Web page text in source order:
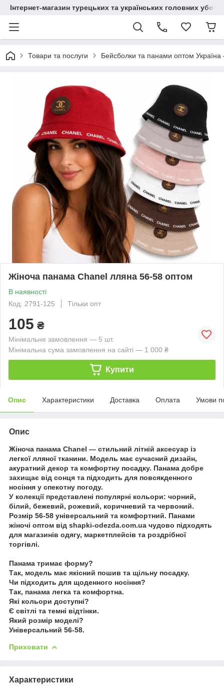
Інтернет-магазин турецьких та українських головних
Товари та послуги Бейсболки та панами оптом
Жіноча панама Chanel лляна 56-58 оптом
В наявності
Код: 2791-125
Тільки опт
105 ₴
Мінімальне замовлення — 5 шт.
Мінімальна сума замовлення на сайті — 1 000 ₴
Купити
Опис Характеристики Доставка Оплата Умови
Опис
Жіноча панама Chanel — стильний літній аксесуар із
легкої лляної тканини. Модель має сучасний дизайн,
акуратний декор та комфортну посадку. Панама добре
захищає від сонця та підходить для повсякденного
носіння у спекотну погоду.
У колекції представлені популярні кольори: чорний,
білий, бежевий, рожевий, коричневий та червоний.
Розмір 56-58 універсальний та комфортний. Панами
жіночі оптом від shapki-odezda.com.ua чудово підходять
для магазинів одягу, маркетплейсів та роздрібної
торгівлі.
Панама тримає форму?
Так, модель має якісний пошив та щільну посадку.
Чи підходить для щоденного носіння?
Так, панама легка та комфортна.
Які кольори доступні?
Є світлі та темні відтінки.
Який розмір моделі?
Універсальний 56-58.
Приховати
Характеристики